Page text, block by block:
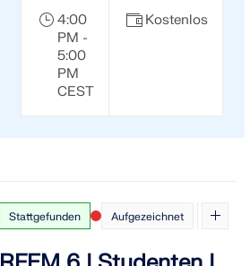
4:00
PM -
5:00
PM
CEST
Kostenlos
Stattgefunden Aufgezeichnet